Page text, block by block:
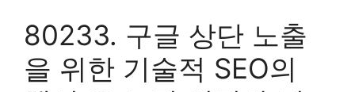
80233. 구글 상단 노출
을 위한 기술적 SEO의